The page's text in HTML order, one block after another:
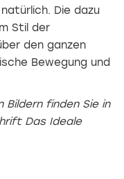
Die dazu
Stil der
den ganzen
Bewegung und
finden Sie in
Das Ideale